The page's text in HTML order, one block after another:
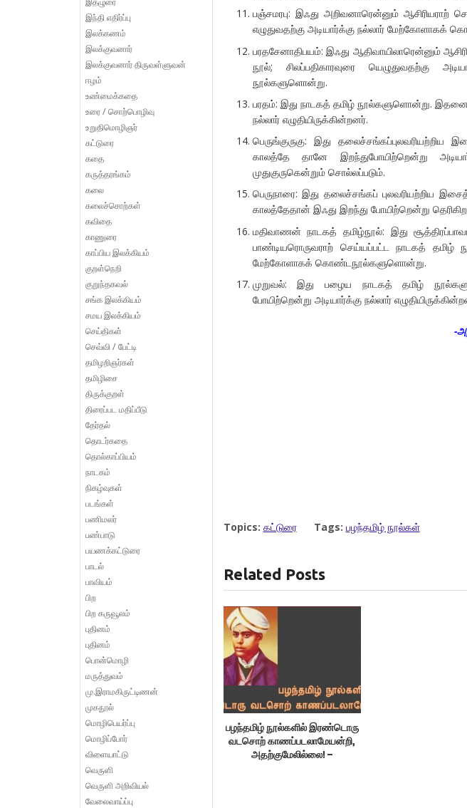
பஞ்சமரபு: இஃது அறிவனாரென்னும் ஆசிரியராற்
எழுதுவதற்கு அடியார்க்கு நல்லார்
பரதசேனாதிபயம்: இஃது ஆதிவாயிலாரென்னும்
நூல்; சிலப்பதிகாரவுரை யெழுதுவதற்கு
நூல்களுளொன்று.
பரதம்: இது நாடகத் தமிழ் நூல்களுளொன்று.
நல்லார் எழுதியிருக்கின்றனர்.
பெருங்குருகு: இது
காலத்தே தானே இறந்துபோயிற்றென்று
முதுகுருகென்றும் சொல்லப்படும்.
பெருநாரை: இது தலைச்சங்கப் புலவரியற்றிய
காலத்தேதான் இஃது இறந்து போயிற்றென்று
மதிவாணன் நாடகத் தமிழ்நூல்: இது
பாண்டியரொருவராற் செய்யப்பட்ட நாடகத் தமிழ்
மேற்கோளாகக் கொண்டநூல்களுளொன்று.
முறுவல்: இது பழைய நாடகத் தமிழ்
போயிற்றென்று அடியார்க்கு நல்லார்
-
Topics: கட்டுரை Tags: பழந்தமிழ் நூல்கள்
Related Posts
பழந்தமிழ் நூல்களில் இரண்டொரு
வடசொற் காணப்படலாமேயன்றி,
அதற்குமேலில்லை! –
இந்தி எதிர்ப்பு
இலக்கணம்
இலக்குவனார்
இலக்குவனார் திருவள்ளுவன்
ஈழம்
உண்மைக்கதை
உரை / சொற்பொழிவு
உறுதிமொழிஞர்
கட்டுரை
கதை
கருத்தரங்கம்
கலை
கலைச்சொற்கள்
கவிதை
காணுரை
காப்பிய இலக்கியம்
குறள்நெறி
குறுந்தகவல்
சங்க இலக்கியம்
சமய இலக்கியம்
செய்திகள்
செவ்வி / பேட்டி
தமிழறிஞர்கள்
தமிழிசை
திருக்குறள்
திரைப்பட மதிப்பீடு
தேர்தல்
தொடர்கதை
தொல்காப்பியம்
நாடகம்
நிகழ்வுகள்
படங்கள்
பணிமலர்
பண்பாடு
பயணக்கட்டுரை
பாடல்
பாவியம்
பிற
பிற கருவூலம்
புதினம்
புதினம்
பொன்மொழி
மருத்துவம்
மு.இராமகிருட்டிணன்
முகநூல்
மொழிபெயர்ப்பு
மொழிப்போர்
விளையாட்டு
வெருளி
வெருளி அறிவியல்
வேலைவாய்ப்பு